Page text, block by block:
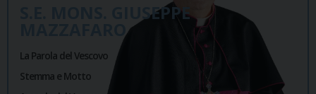
S.E. MONS. GIUSEPPE
MAZZAFARO
La Parola del Vescovo
Stemma e Motto